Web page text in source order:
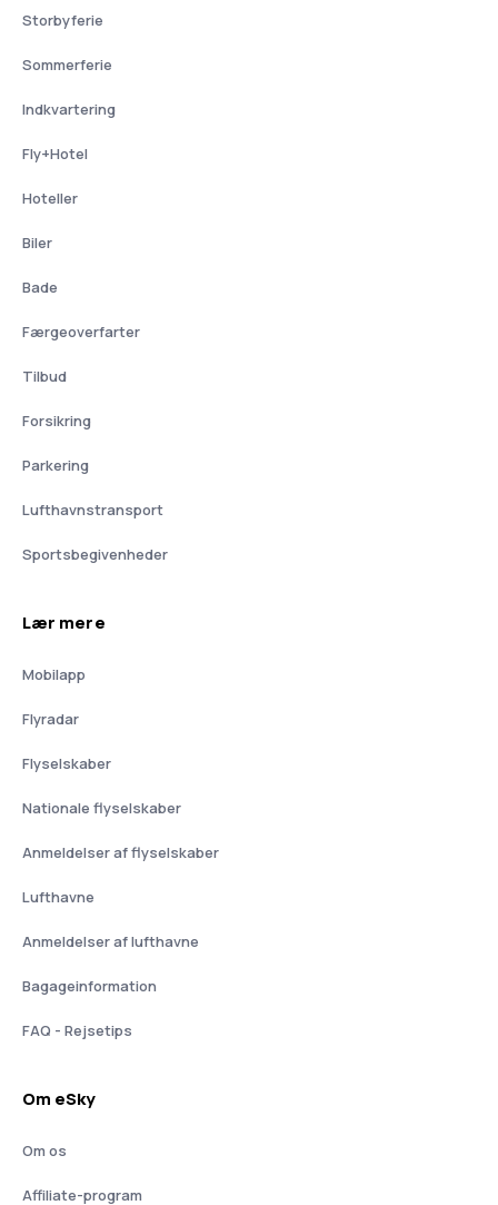
Storbyferie
Sommerferie
Indkvartering
Fly+Hotel
Hoteller
Biler
Bade
Færgeoverfarter
Tilbud
Forsikring
Parkering
Lufthavnstransport
Sportsbegivenheder
Lær mere
Mobilapp
Flyradar
Flyselskaber
Nationale flyselskaber
Anmeldelser af flyselskaber
Lufthavne
Anmeldelser af lufthavne
Bagageinformation
FAQ - Rejsetips
Om eSky
Om os
Affiliate-program